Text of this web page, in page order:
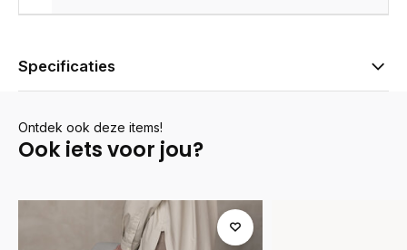
Specificaties
Ontdek ook deze items!
Ook iets voor jou?